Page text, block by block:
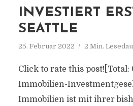
INVESTIERT
SEATTLE
25. Februar 2022 2 Min.
Click to rate this post![Total:
Immobilien-
Immobilien ist mit ihrer